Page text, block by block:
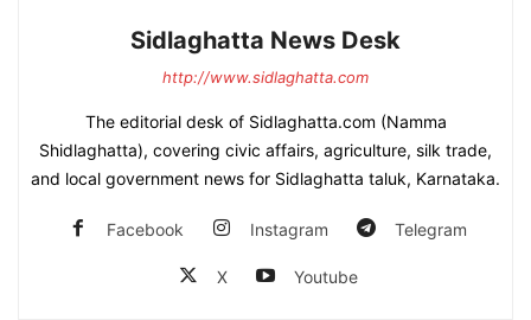
Sidlaghatta News Desk
http://www.sidlaghatta.com
The editorial desk of Sidlaghatta.com (Namma
Shidlaghatta), covering civic affairs, agriculture, silk trade,
and local government news for Sidlaghatta taluk, Karnataka.
Facebook Instagram Telegram
X Youtube